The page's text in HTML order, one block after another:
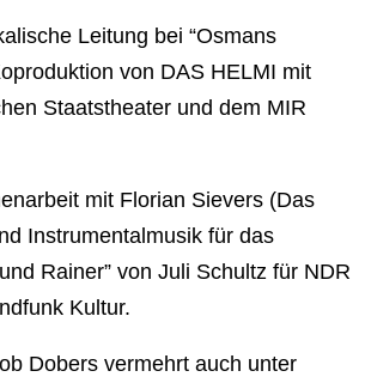
Leitung bei “Osmans
von DAS HELMI mit
Staatstheater und dem MIR
mit Florian Sievers (Das
Instrumentalmusik für das
Rainer” von Juli Schultz für NDR
Kultur.
Dobers vermehrt auch unter